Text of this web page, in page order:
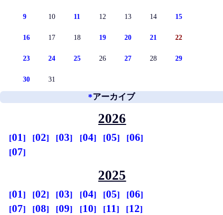
9 10 11 12 13 14 15
16 17 18 19 20 21 22
23 24 25 26 27 28 29
30 31
*アーカイブ
2026
01 02 03 04 05
06
07
2025
01 02 03 04 05
06
07
08 09 10 11 12